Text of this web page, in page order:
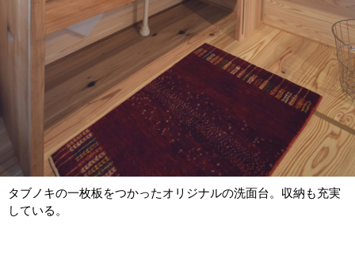
タブノキの一枚板をつかったオリジナルの洗面台。収納も充実
している。